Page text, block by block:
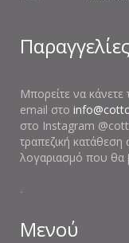
Μπορείτε να
email στο
στο Instagram
τραπεζική
λογαριασμό που θα
Μενού